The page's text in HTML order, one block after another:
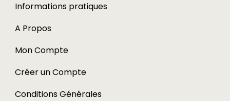
Informations pratiques
A Propos
Mon Compte
Créer un Compte
Conditions Générales